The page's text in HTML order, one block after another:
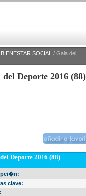
SOCIAL / Gala del
del Deporte 2016 (88)
Deporte 2016 (88)
clave: